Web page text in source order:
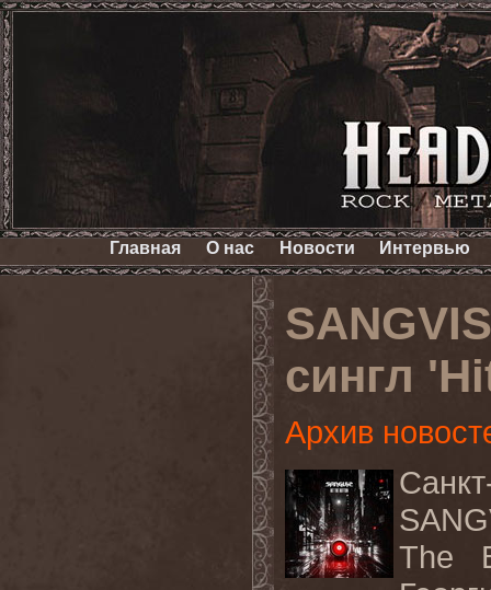
Главная О нас Новости Интервью
сингл
Архив
The